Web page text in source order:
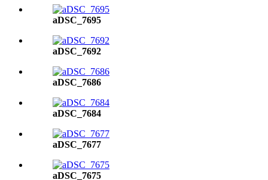
aDSC_7695
aDSC_7692
aDSC_7686
aDSC_7684
aDSC_7677
aDSC_7675